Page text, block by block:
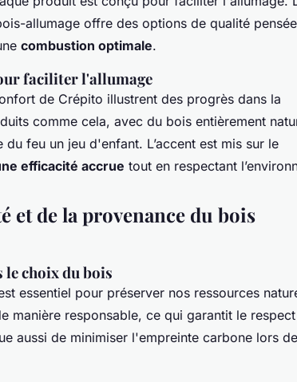
allumage offre des options de qualité
combustion optimale.
faciliter l'allumage
de Crépito illustrent des progrès dans la
comme cela, avec du bois entièrement
feu un jeu d'enfant. L’accent est mis sur le
efficacité accrue tout en respectant
et de la provenance du bois
choix du bois
essentiel pour préserver nos ressources
manière responsable, ce qui garantit le
aussi de minimiser l'empreinte carbone lors de